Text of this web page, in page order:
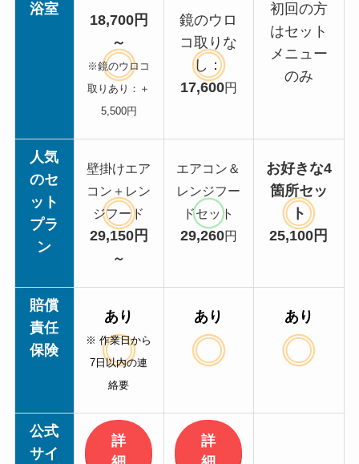
浴室
18,700円
～
※鏡のウロコ
取りあり：＋
5,500円
鏡のウロ
コ取りな
し：
17,600円
初回の方
はセット
メニュー
のみ
人気
のセ
ット
プラ
ン
壁掛けエア
コン＋レン
ジフード
29,150円
～
エアコン＆
レンジフー
ドセット
29,260円
お好きな4
箇所セッ
ト
25,100円
賠償
責任
保険
あり
※ 作業日から
7日以内の連
絡要
あり あり
公式
サイ
詳
詳